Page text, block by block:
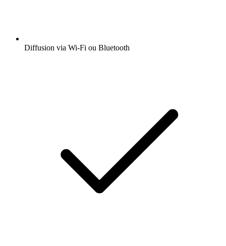
Diffusion via Wi-Fi ou Bluetooth